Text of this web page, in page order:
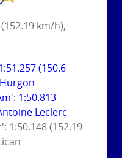
km/h),
(150.6
1:50.813
Leclerc
1:50.148 (152.19